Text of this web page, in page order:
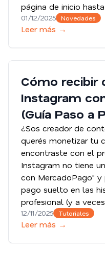
página de inicio
01/12/2025 Novedades
Leer más →
Cómo recibir
Instagram
(Guía Paso a
¿Sos creador de
querés monetizar tu
encontraste con el
Instagram no tiene
con MercadoPago" y
pago suelto en las
profesional (y a
12/11/2025 Tutoriales
Leer más →